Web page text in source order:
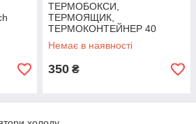
ТЕРМОБОКСИ,
ТЕРМОЯЩИК,
ТЕРМОКОНТЕЙНЕР 40
ЛІТРІВ
Немає в наявності
350 ₴